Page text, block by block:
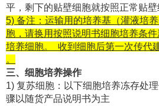
平，剩下的贴壁细胞就按照正常贴壁
5) 备注：运输用的培养基（灌液培
胞，请换用按照说明书细胞培养条
培养细胞。 收到细胞后第一次传代
。
三、细胞培养操作
1) 复苏细胞：以下细胞培养冻存处
骤以随货产品说明书为主